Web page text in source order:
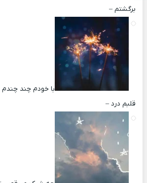
برگشتم –
با خودم چند چندم
قلبم درد –